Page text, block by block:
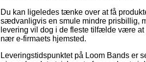
Du kan ligeledes tænke over at få
sædvanligvis en smule mindre prisbillig,
levering vil dog i de fleste tilfælde være
nær e-firmaets hjemsted.
Leveringstidspunktet på Loom Bands er